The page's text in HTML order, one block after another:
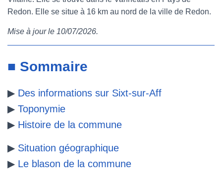
e
b
o
k
t
t
r
t
e
e
s
b
Redon. Elle se situe à 16 km au nord de la ville de Redon.
Mise à jour le 10/07/2026.
■ Sommaire
▶ Des informations sur Sixt-sur-Aff
▶ Toponymie
▶ Histoire de la commune
▶ Situation géographique
▶ Le blason de la commune